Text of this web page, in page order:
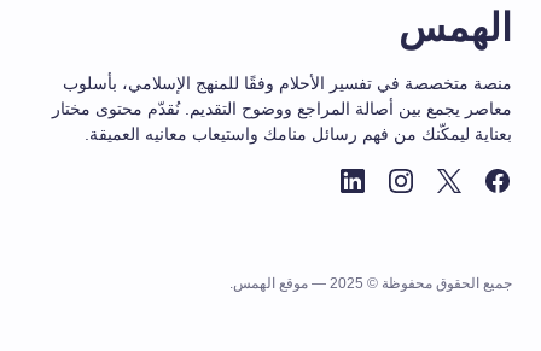
الهمس
منصة متخصصة في تفسير الأحلام وفقًا للمنهج الإسلامي، بأسلوب
معاصر يجمع بين أصالة المراجع ووضوح التقديم. نُقدّم محتوى مختار
بعناية ليمكّنك من فهم رسائل منامك واستيعاب معانيه العميقة.
جميع الحقوق محفوظة © 2025 — موقع الهمس.